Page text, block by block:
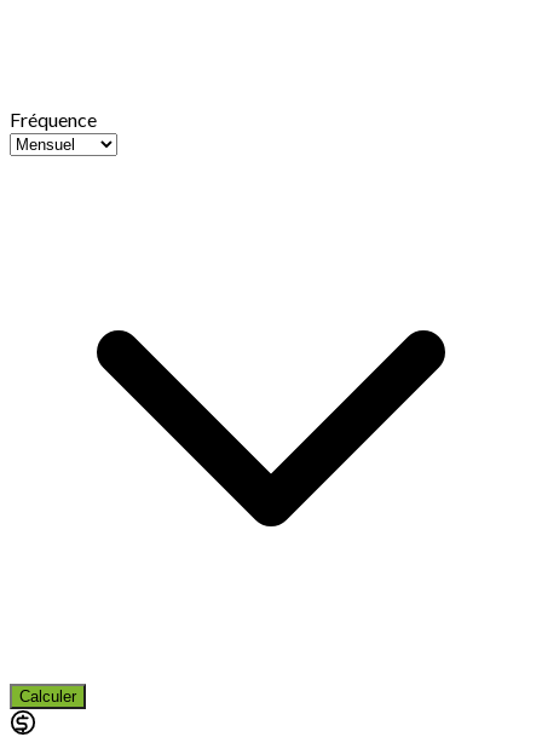
Fréquence
Calculer